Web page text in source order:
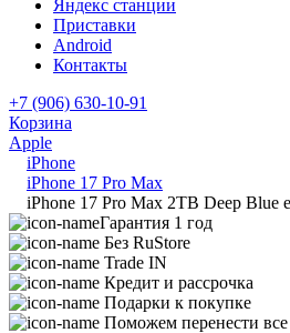
Яндекс станции
Приставки
Android
Контакты
+7 (906) 630-10-91
Корзина
Apple
iPhone
iPhone 17 Pro Max
iPhone 17 Pro Max 2TB Deep Blue
Гарантия 1 год
Без RuStore
Trade IN
Кредит и рассрочка
Подарки к покупке
Поможем перенести